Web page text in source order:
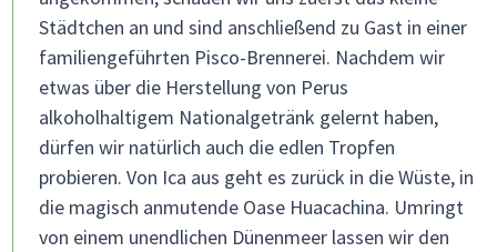
Städtchen an und sind anschließend zu Gast in einer
familiengeführten Pisco-Brennerei. Nachdem wir
etwas über die Herstellung von Perus
alkoholhaltigem Nationalgetränk gelernt haben,
dürfen wir natürlich auch die edlen Tropfen
probieren. Von Ica aus geht es zurück in die Wüste, in
die magisch anmutende Oase Huacachina. Umringt
von einem unendlichen Dünenmeer lassen wir den